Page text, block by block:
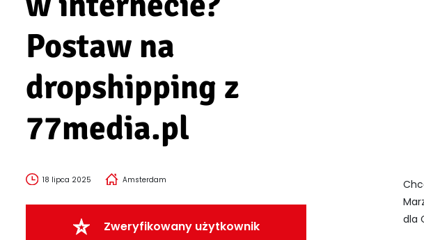
Postaw na
dropshipping z
77media.pl
18 lipca 2025 Amsterdam
Zweryfikowany użytkownik
dla